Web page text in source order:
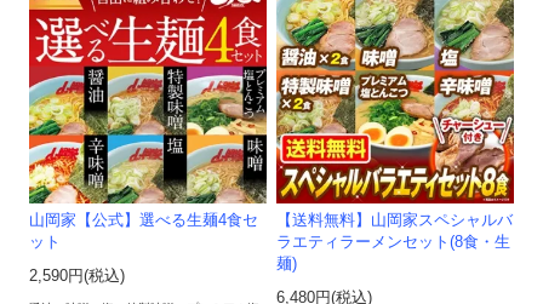
山岡家【公式】選べる生麺4食セ
ット
2,590円(税込)
【送料無料】山岡家スペシャルバ
ラエティラーメンセット(8食・生
麺)
6,480円(税込)